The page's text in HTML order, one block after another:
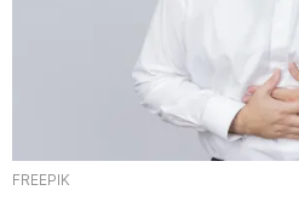
FREEPIK